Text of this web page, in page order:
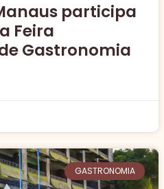
participa
Feira
Gastronomia
GASTRONOMIA